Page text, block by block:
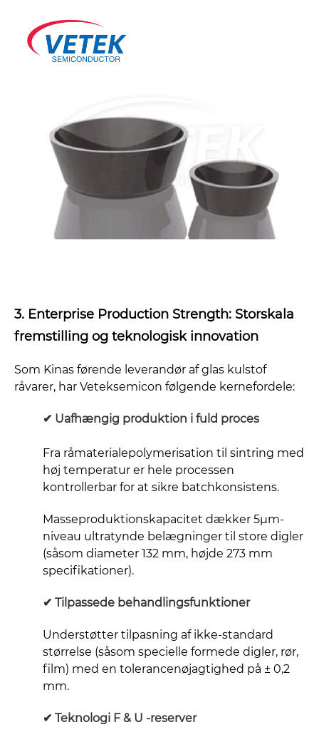
3. Enterprise Production Strength: Storskala
fremstilling og teknologisk innovation
Som Kinas førende leverandør af glas kulstof
råvarer, har Veteksemicon følgende kernefordele:
✔ Uafhængig produktion i fuld proces
Fra råmaterialepolymerisation til sintring med
høj temperatur er hele processen
kontrollerbar for at sikre batchkonsistens.
Masseproduktionskapacitet dækker 5μm-
niveau ultratynde belægninger til store digler
(såsom diameter 132 mm, højde 273 mm
specifikationer).
✔ Tilpassede behandlingsfunktioner
Understøtter tilpasning af ikke-standard
størrelse (såsom specielle formede digler, rør,
film) med en tolerancenøjagtighed på ± 0,2
mm.
✔ Teknologi F & U -reserver